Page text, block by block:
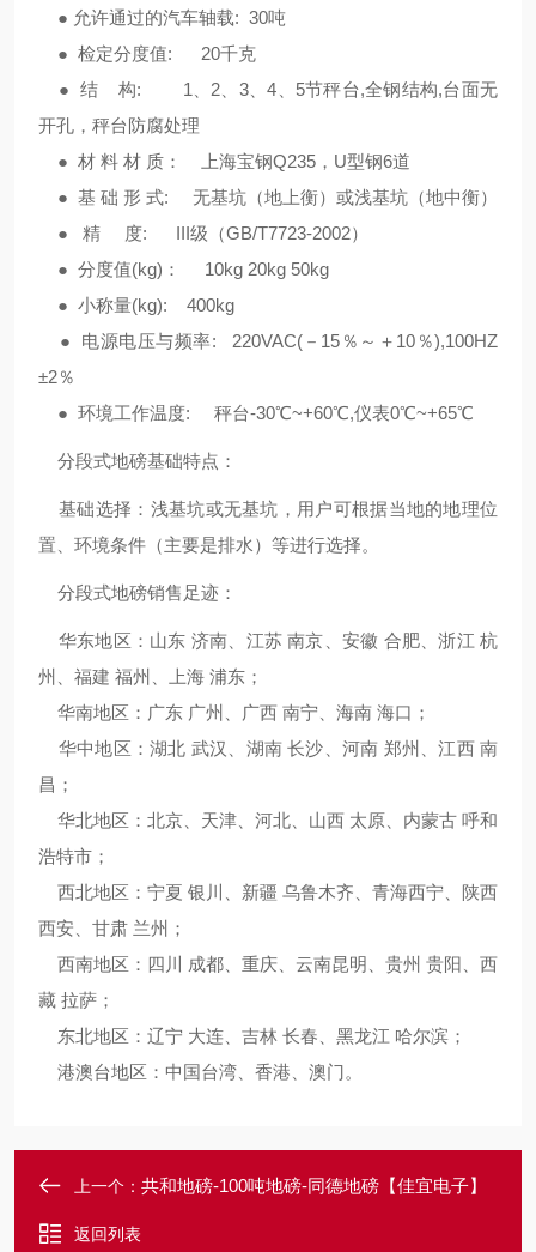
● 允许通过的汽车轴载: 30吨
● 检定分度值: 20千克
● 结 构: 1、2、3、4、5节秤台,全钢结构,台面无
开孔，秤台防腐处理
● 材 料 材 质： 上海宝钢Q235，U型钢6道
● 基 础 形 式: 无基坑（地上衡）或浅基坑（地中衡）
● 精 度: III级（GB/T7723-2002）
● 分度值(kg)： 10kg 20kg 50kg
● 小称量(kg): 400kg
● 电源电压与频率: 220VAC(－15％～＋10％),100HZ
±2％
● 环境工作温度: 秤台-30℃~+60℃,仪表0℃~+65℃
分段式地磅基础特点：
基础选择：浅基坑或无基坑，用户可根据当地的地理位
置、环境条件（主要是排水）等进行选择。
分段式地磅销售足迹：
华东地区：山东 济南、江苏 南京、安徽 合肥、浙江 杭
州、福建 福州、上海 浦东；
华南地区：广东 广州、广西 南宁、海南 海口；
华中地区：湖北 武汉、湖南 长沙、河南 郑州、江西 南
昌；
华北地区：北京、天津、河北、山西 太原、内蒙古 呼和
浩特市；
西北地区：宁夏 银川、新疆 乌鲁木齐、青海西宁、陕西
西安、甘肃 兰州；
西南地区：四川 成都、重庆、云南昆明、贵州 贵阳、西
藏 拉萨；
东北地区：辽宁 大连、吉林 长春、黑龙江 哈尔滨；
港澳台地区：中国台湾、香港、澳门。
上一个： 共和地磅-100吨地磅-同德地磅【佳宜电子】
返回列表